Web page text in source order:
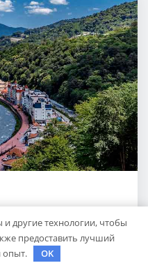
Путешествие
курорта
и другие технологии, чтобы
предоставить лучший
опыт.
OK